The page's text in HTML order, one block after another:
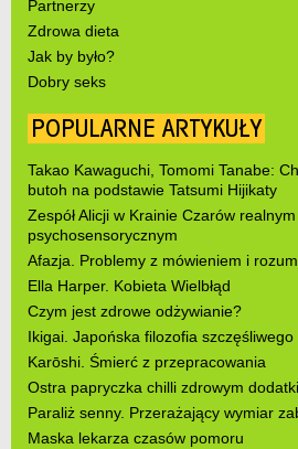
Partnerzy
Zdrowa dieta
Jak by było?
Dobry seks
POPULARNE ARTYKUŁY
Takao Kawaguchi, Tomomi Tanabe:
butoh na podstawie Tatsumi Hijikaty
Zespół Alicji w Krainie Czarów
psychosensorycznym
Afazja. Problemy z mówieniem i
Ella Harper. Kobieta Wielbłąd
Czym jest zdrowe odżywianie?
Ikigai. Japońska filozofia szczęśliwego
Karōshi. Śmierć z przepracowania
Ostra papryczka chilli zdrowym
Paraliż senny. Przerażający wymiar
Maska lekarza czasów pomoru